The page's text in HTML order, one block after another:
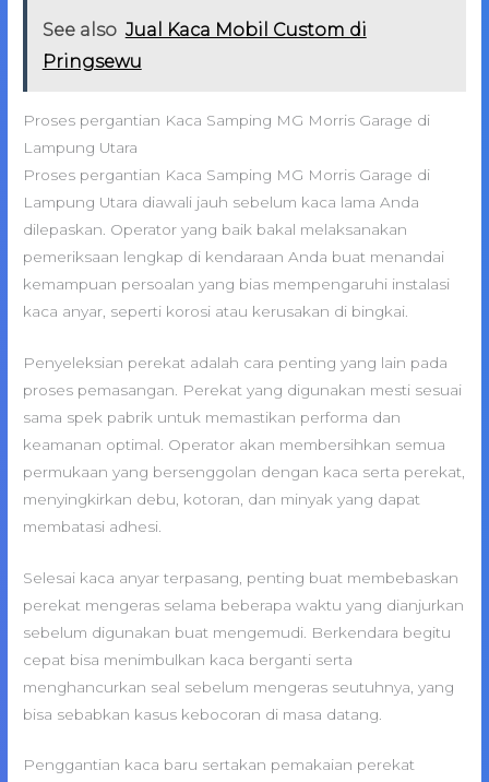
See also Jual Kaca Mobil Custom di
Pringsewu
Proses pergantian Kaca Samping MG Morris Garage di
Lampung Utara
Proses pergantian Kaca Samping MG Morris Garage di
Lampung Utara diawali jauh sebelum kaca lama Anda
dilepaskan. Operator yang baik bakal melaksanakan
pemeriksaan lengkap di kendaraan Anda buat menandai
kemampuan persoalan yang bias mempengaruhi instalasi
kaca anyar, seperti korosi atau kerusakan di bingkai.
Penyeleksian perekat adalah cara penting yang lain pada
proses pemasangan. Perekat yang digunakan mesti sesuai
sama spek pabrik untuk memastikan performa dan
keamanan optimal. Operator akan membersihkan semua
permukaan yang bersenggolan dengan kaca serta perekat,
menyingkirkan debu, kotoran, dan minyak yang dapat
membatasi adhesi.
Selesai kaca anyar terpasang, penting buat membebaskan
perekat mengeras selama beberapa waktu yang dianjurkan
sebelum digunakan buat mengemudi. Berkendara begitu
cepat bisa menimbulkan kaca berganti serta
menghancurkan seal sebelum mengeras seutuhnya, yang
bisa sebabkan kasus kebocoran di masa datang.
Penggantian kaca baru sertakan pemakaian perekat